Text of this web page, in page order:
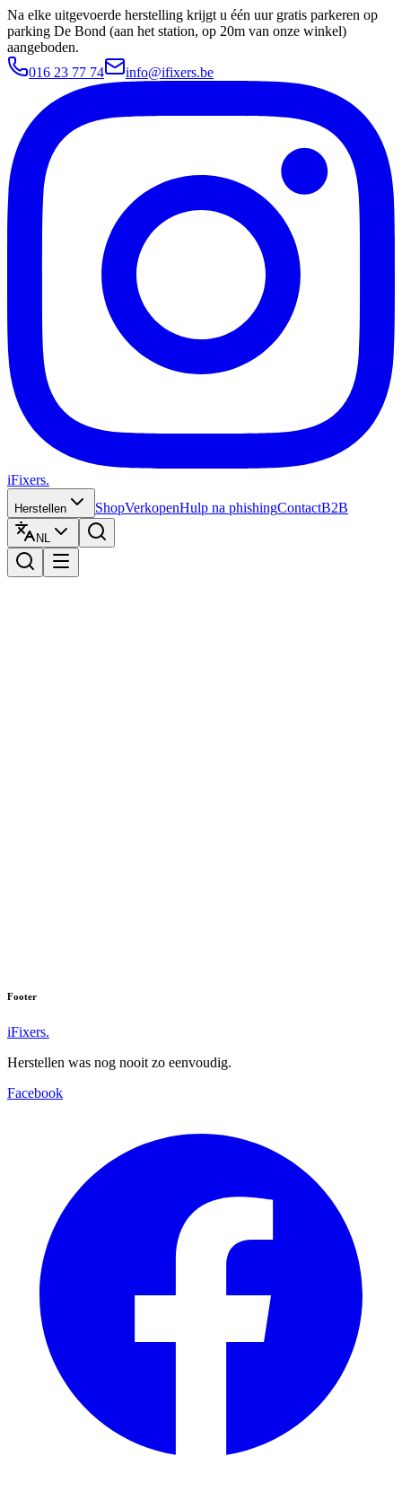
Na elke uitgevoerde herstelling krijgt u één uur gratis parkeren op
parking De Bond (aan het station, op 20m van onze winkel)
aangeboden.
016 23 77 74
info@ifixers.be
iFixers.
Herstellen ShopVerkopenHulp na phishingContactB2B
NL
Footer
iFixers.
Herstellen was nog nooit zo eenvoudig.
Facebook